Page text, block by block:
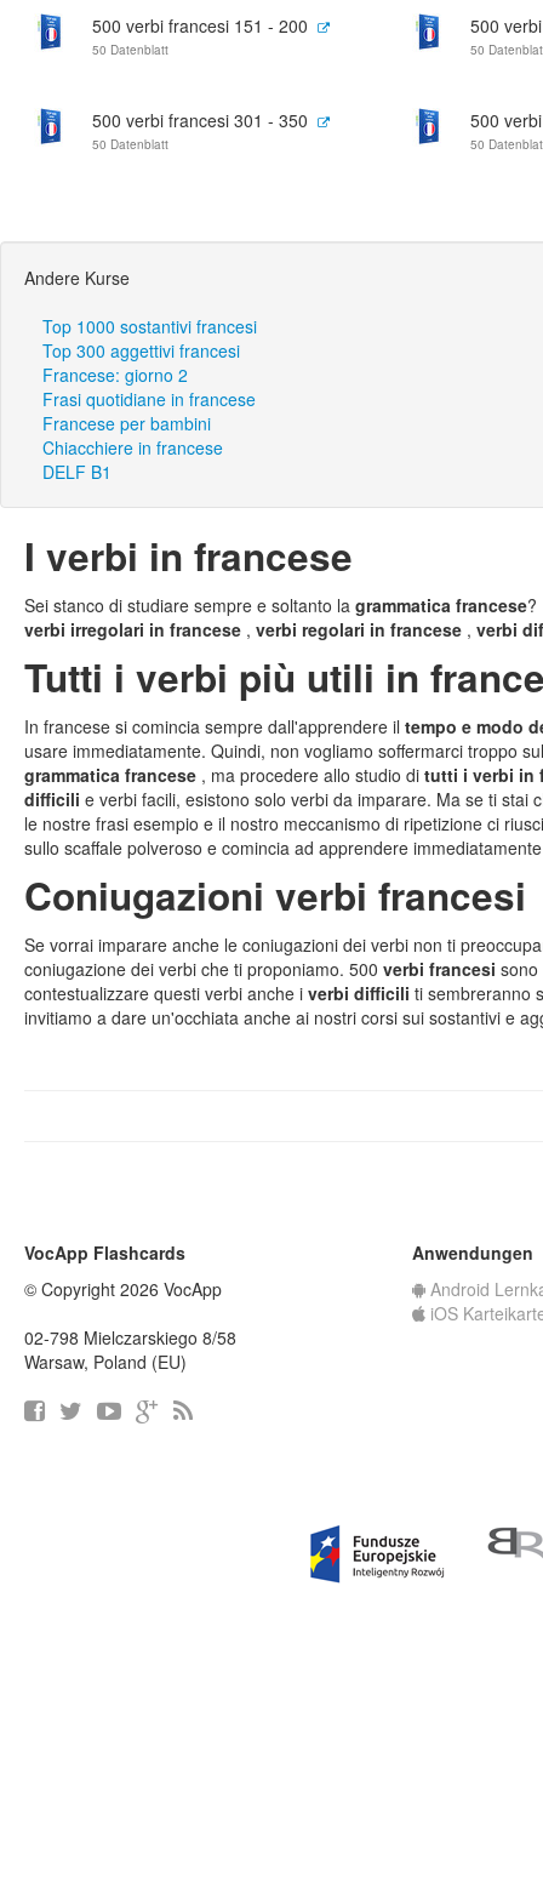
500 verbi francesi 151 - 200
50 Datenblatt
500
50
500 verbi francesi 301 - 350
50 Datenblatt
500
50
Andere Kurse
Top 1000 sostantivi francesi
Top 300 aggettivi francesi
Francese: giorno 2
Frasi quotidiane in francese
Francese per bambini
Chiacchiere in francese
DELF B1
I verbi in francese
Sei stanco di studiare sempre e soltanto la grammatica francese?
verbi irregolari in francese , verbi regolari in francese , verbi
Tutti i verbi più utili in
In francese si comincia sempre dall'apprendere il tempo e modo
usare immediatamente. Quindi, non vogliamo soffermarci troppo
grammatica francese , ma procedere allo studio di tutti i verbi in
difficili e verbi facili, esistono solo verbi da imparare. Ma se ti stai
le nostre frasi esempio e il nostro meccanismo di ripetizione ci
sullo scaffale polveroso e comincia ad apprendere
Coniugazioni verbi francesi
Se vorrai imparare anche le coniugazioni dei verbi non ti
coniugazione dei verbi che ti proponiamo. 500 verbi francesi sono
contestualizzare questi verbi anche i verbi difficili ti sembreranno
invitiamo a dare un'occhiata anche ai nostri corsi sui sostantivi e
VocApp Flashcards
© Copyright 2026 VocApp
02-798 Mielczarskiego 8/58
Warsaw, Poland (EU)
Anwendungen
Android
iOS